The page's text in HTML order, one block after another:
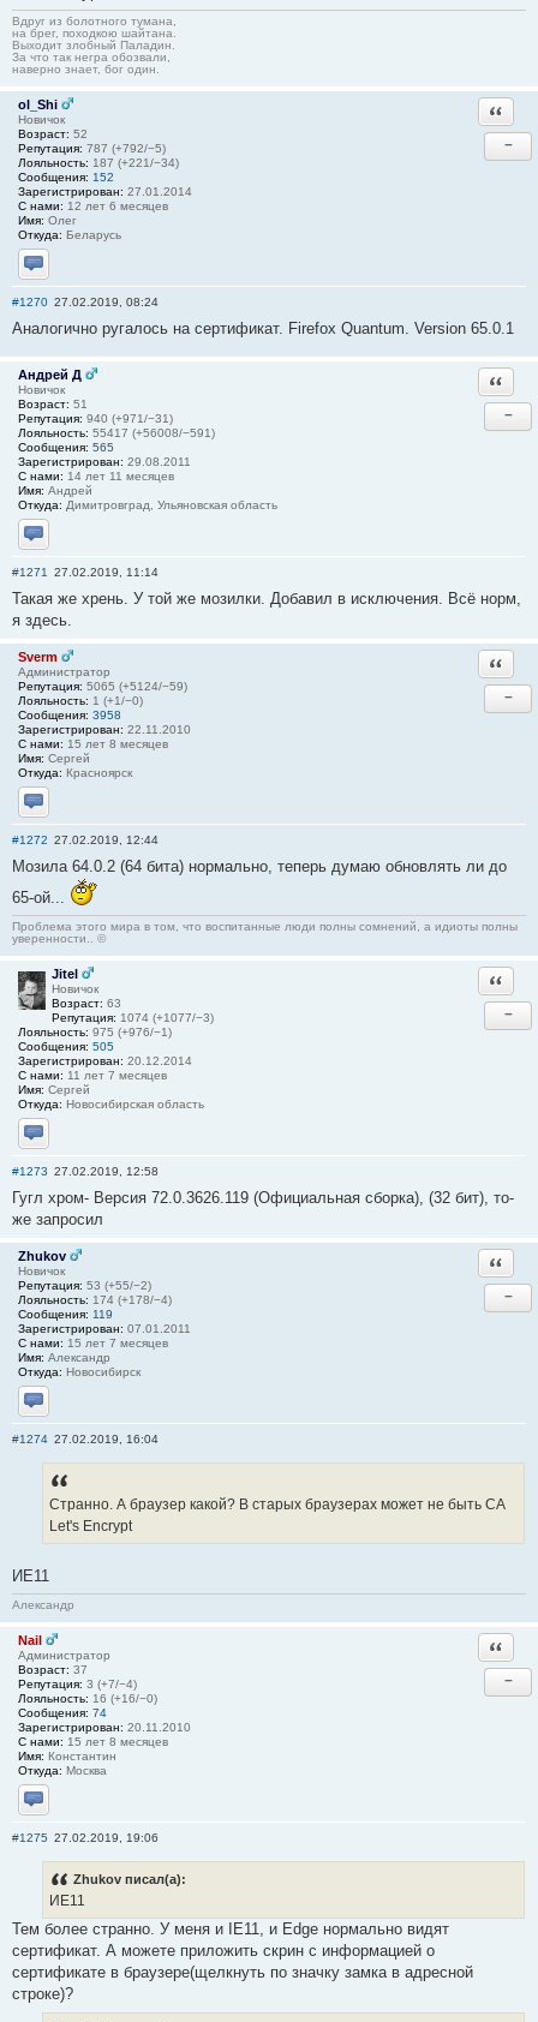
Вдруг из болотного тумана,
на брег, походкою шайтана.
Выходит злобный Паладин.
За что так негра обозвали,
наверно знает, бог один.
ol_Shi
Новичок
Возраст: 52
Репутация: 787 (+792/−5)
Лояльность: 187 (+221/−34)
Сообщения: 152
Зарегистрирован: 27.01.2014
С нами: 12 лет 6 месяцев
Имя: Олег
Откуда: Беларусь
Отправить личное сообщение
−
#1270 27.02.2019, 08:24
Аналогично ругалось на сертификат. Firefox Quantum. Version 65.0.1
Андрей Д
Новичок
Возраст: 51
Репутация: 940 (+971/−31)
Лояльность: 55417 (+56008/−591)
Сообщения: 565
Зарегистрирован: 29.08.2011
С нами: 14 лет 11 месяцев
Имя: Андрей
Откуда: Димитровград, Ульяновская область
Отправить личное сообщение
−
#1271 27.02.2019, 11:14
Такая же хрень. У той же мозилки. Добавил в исключения. Всё норм,
я здесь.
Sverm
Администратор
Репутация: 5065 (+5124/−59)
Лояльность: 1 (+1/−0)
Сообщения: 3958
Зарегистрирован: 22.11.2010
С нами: 15 лет 8 месяцев
Имя: Сергей
Откуда: Красноярск
Отправить личное сообщение
−
#1272 27.02.2019, 12:44
Мозила 64.0.2 (64 бита) нормально, теперь думаю обновлять ли до
65-ой...
Проблема этого мира в том, что воспитанные люди полны сомнений, а идиоты полны
уверенности.. ©
Jitel
Новичок
Возраст: 63
Репутация: 1074 (+1077/−3)
Лояльность: 975 (+976/−1)
Сообщения: 505
Зарегистрирован: 20.12.2014
С нами: 11 лет 7 месяцев
Имя: Сергей
Откуда: Новосибирская область
Отправить личное сообщение
−
#1273 27.02.2019, 12:58
Гугл хром- Версия 72.0.3626.119 (Официальная сборка), (32 бит), то-
же запросил
Zhukov
Новичок
Репутация: 53 (+55/−2)
Лояльность: 174 (+178/−4)
Сообщения: 119
Зарегистрирован: 07.01.2011
С нами: 15 лет 7 месяцев
Имя: Александр
Откуда: Новосибирск
Отправить личное сообщение
−
#1274 27.02.2019, 16:04
Странно. А браузер какой? В старых браузерах может не быть СА
Let's Encrypt
ИЕ11
Александр
Nail
Администратор
Возраст: 37
Репутация: 3 (+7/−4)
Лояльность: 16 (+16/−0)
Сообщения: 74
Зарегистрирован: 20.11.2010
С нами: 15 лет 8 месяцев
Имя: Константин
Откуда: Москва
Отправить личное сообщение
−
#1275 27.02.2019, 19:06
Zhukov писал(а):
ИЕ11
Тем более странно. У меня и IE11, и Edge нормально видят
сертификат. А можете приложить скрин с информацией о
сертификате в браузере(щелкнуть по значку замка в адресной
строке)?